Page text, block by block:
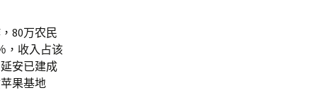
80万农民
，收入占该
安已建成
果基地